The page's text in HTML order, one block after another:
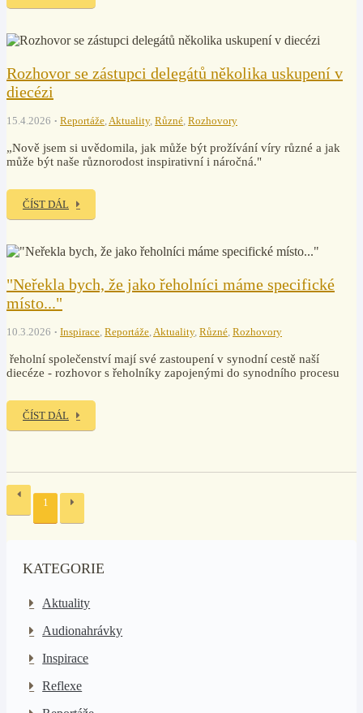
Rozhovor se zástupci delegátů několika uskupení v
diecézi
15.4.2026 Reportáže,Aktuality, Různé, Rozhovory
„Nově jsem si uvědomila, jak může být prožívání víry různé a jak
může být naše různorodost inspirativní i náročná."
ČÍST DÁL
"Neřekla bych, že jako řeholníci máme specifické
místo..."
10.3.2026 Inspirace, Reportáže,Aktuality, Různé, Rozhovory
řeholní společenství mají své zastoupení v synodní cestě naší
diecéze - rozhovor s řeholníky zapojenými do synodního procesu
ČÍST DÁL
1
KATEGORIE
Aktuality
Audionahrávky
Inspirace
Reflexe